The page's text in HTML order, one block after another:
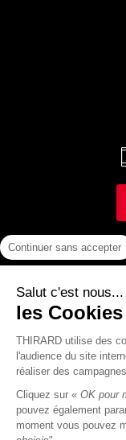
Continuer sans accepter
Salut c'est nous...
les Cookies
THIRARD utilise des
l'audience du site
réaliser des
Cliquez sur « OK pour
pouvez également
moment vous pouvez